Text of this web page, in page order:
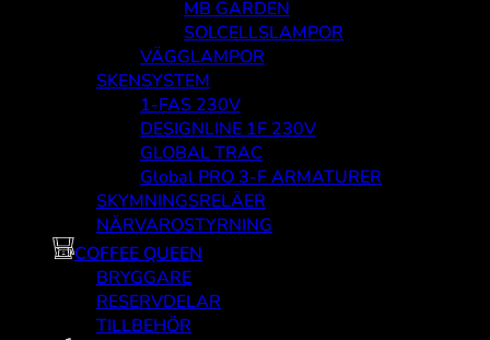
MB GARDEN
SOLCELLSLAMPOR
VÄGGLAMPOR
SKENSYSTEM
1-FAS 230V
DESIGNLINE 1F 230V
GLOBAL TRAC
Global PRO 3-F ARMATURER
SKYMNINGSRELÄER
NÄRVAROSTYRNING
COFFEE QUEEN
BRYGGARE
RESERVDELAR
TILLBEHÖR